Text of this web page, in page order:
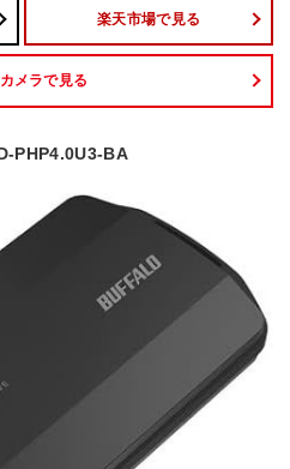
楽天市場で見る
メラで見る
PHP4.0U3-BA